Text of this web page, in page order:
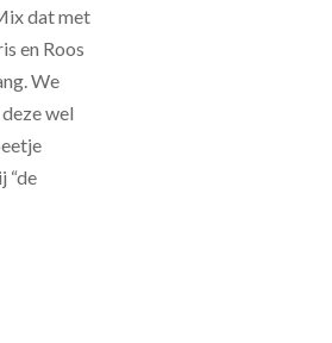
dat met
en Roos
We
wel
“de